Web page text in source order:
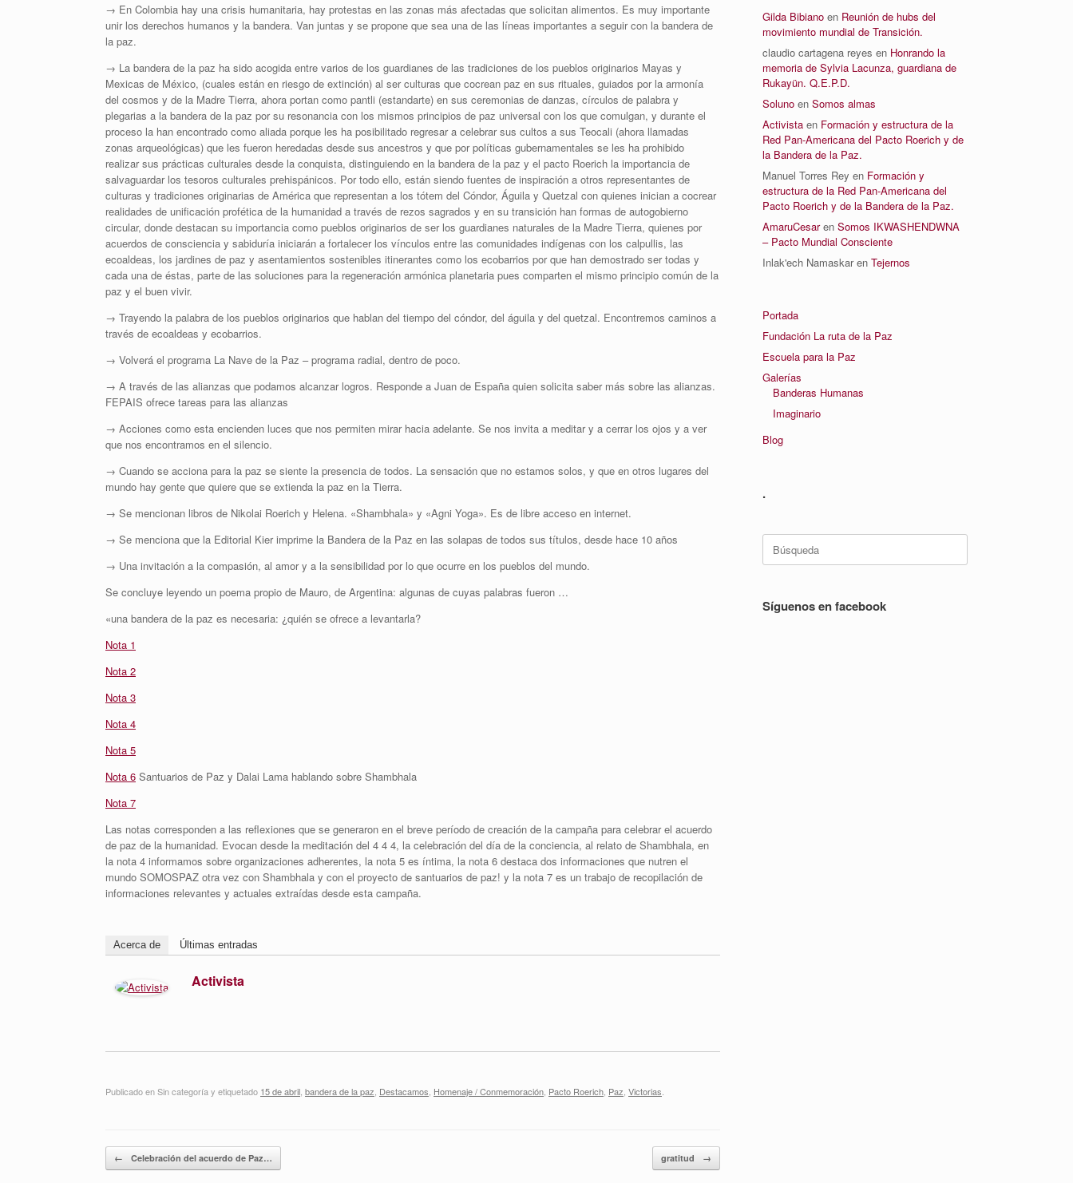
→ En Colombia hay una crisis humanitaria, hay protestas en las zonas más afectadas que solicitan alimentos. Es muy importante
unir los derechos humanos y la bandera. Van juntas y se propone que sea una de las líneas importantes a seguir con la bandera de
la paz.
→ La bandera de la paz ha sido acogida entre varios de los guardianes de las tradiciones de los pueblos originarios Mayas y
Mexicas de México, (cuales están en riesgo de extinción) al ser culturas que cocrean paz en sus rituales, guiados por la armonía
del cosmos y de la Madre Tierra, ahora portan como pantli (estandarte) en sus ceremonias de danzas, círculos de palabra y
plegarias a la bandera de la paz por su resonancia con los mismos principios de paz universal con los que comulgan, y durante el
proceso la han encontrado como aliada porque les ha posibilitado regresar a celebrar sus cultos a sus Teocali (ahora llamadas
zonas arqueológicas) que les fueron heredadas desde sus ancestros y que por políticas gubernamentales se les ha prohibido
realizar sus prácticas culturales desde la conquista, distinguiendo en la bandera de la paz y el pacto Roerich la importancia de
salvaguardar los tesoros culturales prehispánicos. Por todo ello, están siendo fuentes de inspiración a otros representantes de
culturas y tradiciones originarias de América que representan a los tótem del Cóndor, Águila y Quetzal con quienes inician a cocrear
realidades de unificación profética de la humanidad a través de rezos sagrados y en su transición han formas de autogobierno
circular, donde destacan su importancia como pueblos originarios de ser los guardianes naturales de la Madre Tierra, quienes por
acuerdos de consciencia y sabiduría iniciarán a fortalecer los vínculos entre las comunidades indígenas con los calpullis, las
ecoaldeas, los jardines de paz y asentamientos sostenibles itinerantes como los ecobarrios por que han demostrado ser todas y
cada una de éstas, parte de las soluciones para la regeneración armónica planetaria pues comparten el mismo principio común de la
paz y el buen vivir.
→ Trayendo la palabra de los pueblos originarios que hablan del tiempo del cóndor, del águila y del quetzal. Encontremos caminos a
través de ecoaldeas y ecobarrios.
→ Volverá el programa La Nave de la Paz – programa radial, dentro de poco.
→ A través de las alianzas que podamos alcanzar logros. Responde a Juan de España quien solicita saber más sobre las alianzas.
FEPAIS ofrece tareas para las alianzas
→ Acciones como esta encienden luces que nos permiten mirar hacia adelante. Se nos invita a meditar y a cerrar los ojos y a ver
que nos encontramos en el silencio.
→ Cuando se acciona para la paz se siente la presencia de todos. La sensación que no estamos solos, y que en otros lugares del
mundo hay gente que quiere que se extienda la paz en la Tierra.
→ Se mencionan libros de Nikolai Roerich y Helena. «Shambhala» y «Agni Yoga». Es de libre acceso en internet.
→ Se menciona que la Editorial Kier imprime la Bandera de la Paz en las solapas de todos sus títulos, desde hace 10 años
→ Una invitación a la compasión, al amor y a la sensibilidad por lo que ocurre en los pueblos del mundo.
Se concluye leyendo un poema propio de Mauro, de Argentina: algunas de cuyas palabras fueron …
«una bandera de la paz es necesaria: ¿quién se ofrece a levantarla?
Nota 1
Nota 2
Nota 3
Nota 4
Nota 5
Nota 6 Santuarios de Paz y Dalai Lama hablando sobre Shambhala
Nota 7
Las notas corresponden a las reflexiones que se generaron en el breve período de creación de la campaña para celebrar el acuerdo
de paz de la humanidad. Evocan desde la meditación del 4 4 4, la celebración del día de la conciencia, al relato de Shambhala, en
la nota 4 informamos sobre organizaciones adherentes, la nota 5 es íntima, la nota 6 destaca dos informaciones que nutren el
mundo SOMOSPAZ otra vez con Shambhala y con el proyecto de santuarios de paz! y la nota 7 es un trabajo de recopilación de
informaciones relevantes y actuales extraídas desde esta campaña.
Acerca de Últimas entradas
Activista
Publicado en Sin categoría y etiquetado 15 de abril bandera de la paz Destacamos Homenaje / Conmemoración Pacto Roerich Paz Victorias
Navegador de artículos
← Celebración del acuerdo de Paz… gratitud →
Gilda Bibiano en Reunión de hubs del
movimiento mundial de Transición.
claudio cartagena reyes en Honrando la
memoria de Sylvia Lacunza, guardiana de
Rukayün. Q.E.P.D.
Soluno enSomos almas
Activista en Formación y estructura de la
Red Pan-Americana del Pacto Roerich y de
la Bandera de la Paz.
Manuel Torres Rey en Formación y
estructura de la Red Pan-Americana del
Pacto Roerich y de la Bandera de la Paz.
AmaruCesarenSomos IKWASHENDWNA
– Pacto Mundial Consciente
Inlak'ech NamaskarenTejernos
Portada
Fundación La ruta de la Paz
Escuela para la Paz
Galerías
Banderas Humanas
Imaginario
Blog
.
Síguenos en facebook